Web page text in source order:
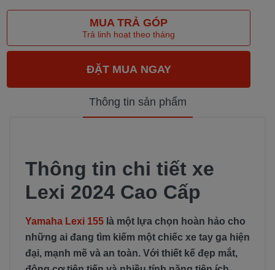
MUA TRẢ GÓP
Trả linh hoạt theo tháng
Thông tin sản phẩm
Thông tin chi tiết xe
Lexi 2024 Cao Cấp
Yamaha Lexi 155 là một lựa chọn hoàn hảo cho
những ai đang tìm kiếm một chiếc xe tay ga hiện
đại, mạnh mẽ và an toàn. Với thiết kế đẹp mắt,